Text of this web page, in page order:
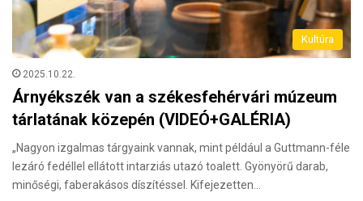
Kultúra
2025.10.22.
Árnyékszék van a székesfehérvári múzeum
tárlatának közepén (VIDEÓ+GALÉRIA)
„Nagyon izgalmas tárgyaink vannak, mint például a Guttmann-féle
lezáró fedéllel ellátott intarziás utazó toalett. Gyönyörű darab,
minőségi, faberakásos díszítéssel. Kifejezetten…